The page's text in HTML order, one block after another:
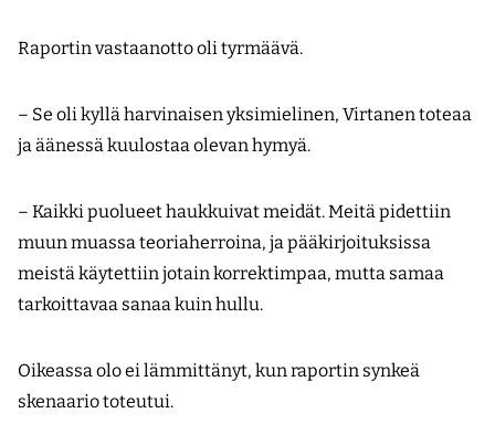
Raportin vastaanotto oli tyrmäävä.
– Se oli kyllä harvinaisen yksimielinen, Virtanen toteaa
ja äänessä kuulostaa olevan hymyä.
– Kaikki puolueet haukkuivat meidät. Meitä pidettiin
muun muassa teoriaherroina, ja pääkirjoituksissa
meistä käytettiin jotain korrektimpaa, mutta samaa
tarkoittavaa sanaa kuin hullu.
Oikeassa olo ei lämmittänyt, kun raportin synkeä
skenaario toteutui.